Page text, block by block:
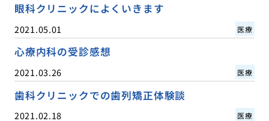
眼科クリニックによくいきます
2021.05.01 医療
心療内科の受診感想
2021.03.26 医療
歯科クリニックでの歯列矯正体験談
2021.02.18 医療